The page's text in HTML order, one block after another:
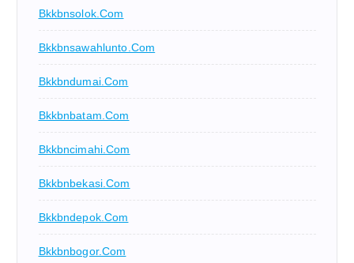
Bkkbnsolok.com
Bkkbnsawahlunto.com
Bkkbndumai.com
Bkkbnbatam.com
Bkkbncimahi.com
Bkkbnbekasi.com
Bkkbndepok.com
Bkkbnbogor.com